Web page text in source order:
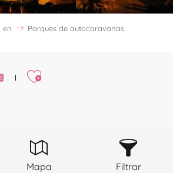
en Parques de autocaravanas
Ajouter aux favoris
Mapa Filtrar